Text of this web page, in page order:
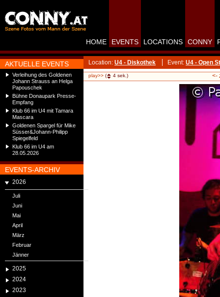
AKTUELLE EVENTS
Verleihung des Goldenen
Johann Strauss an Helga
Papouschek
Bühne Donaupark Presse-
Empfang
Klub 66 im U4 mit Tamara
Mascara
Goldenen Spargel für Mike
Süsser&Johann-Philipp
Spiegelfeld
Klub 66 im U4 am
28.05.2026
EVENTS-ARCHIV
2026
Juli
Juni
Mai
April
März
Februar
Jänner
2025
2024
2023
HOME EVENTS LOCATIONS CONNY
Location: U4 - Diskothek Event: U4 - Open
play>> ( 4 sek.) <-